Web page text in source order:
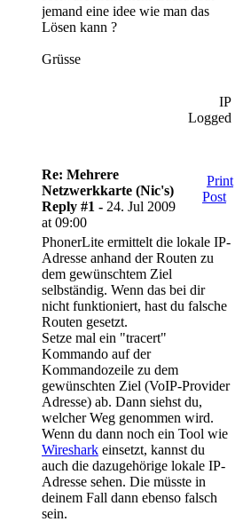
jemand eine idee wie man das
Lösen kann ?
Grüsse
IP
Logged
Re: Mehrere
Netzwerkkarte (Nic's)
Reply #1 - 24. Jul 2009
at 09:00
Print
Post
PhonerLite ermittelt die lokale IP-
Adresse anhand der Routen zu
dem gewünschtem Ziel
selbständig. Wenn das bei dir
nicht funktioniert, hast du falsche
Routen gesetzt.
Setze mal ein "tracert"
Kommando auf der
Kommandozeile zu dem
gewünschten Ziel (VoIP-Provider
Adresse) ab. Dann siehst du,
welcher Weg genommen wird.
Wenn du dann noch ein Tool wie
Wireshark einsetzt, kannst du
auch die dazugehörige lokale IP-
Adresse sehen. Die müsste in
deinem Fall dann ebenso falsch
sein.